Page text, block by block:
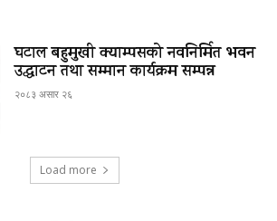
घटाल बहुमुखी क्याम्पसको नवनिर्मित भवन
उद्घाटन तथा सम्मान कार्यक्रम सम्पन्न
२०८३ असार २६
Load more